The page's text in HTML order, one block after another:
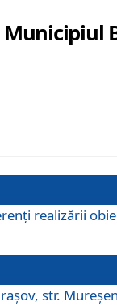
realizării
str.